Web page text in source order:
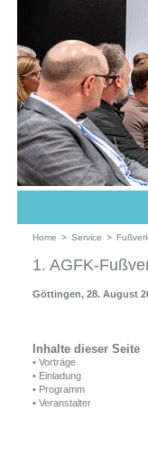
Home > Service >
1. AGFK-
Göttingen, 28. August
Inhalte dieser Seite
• Vorträge
• Einladung
• Programm
• Veranstalter